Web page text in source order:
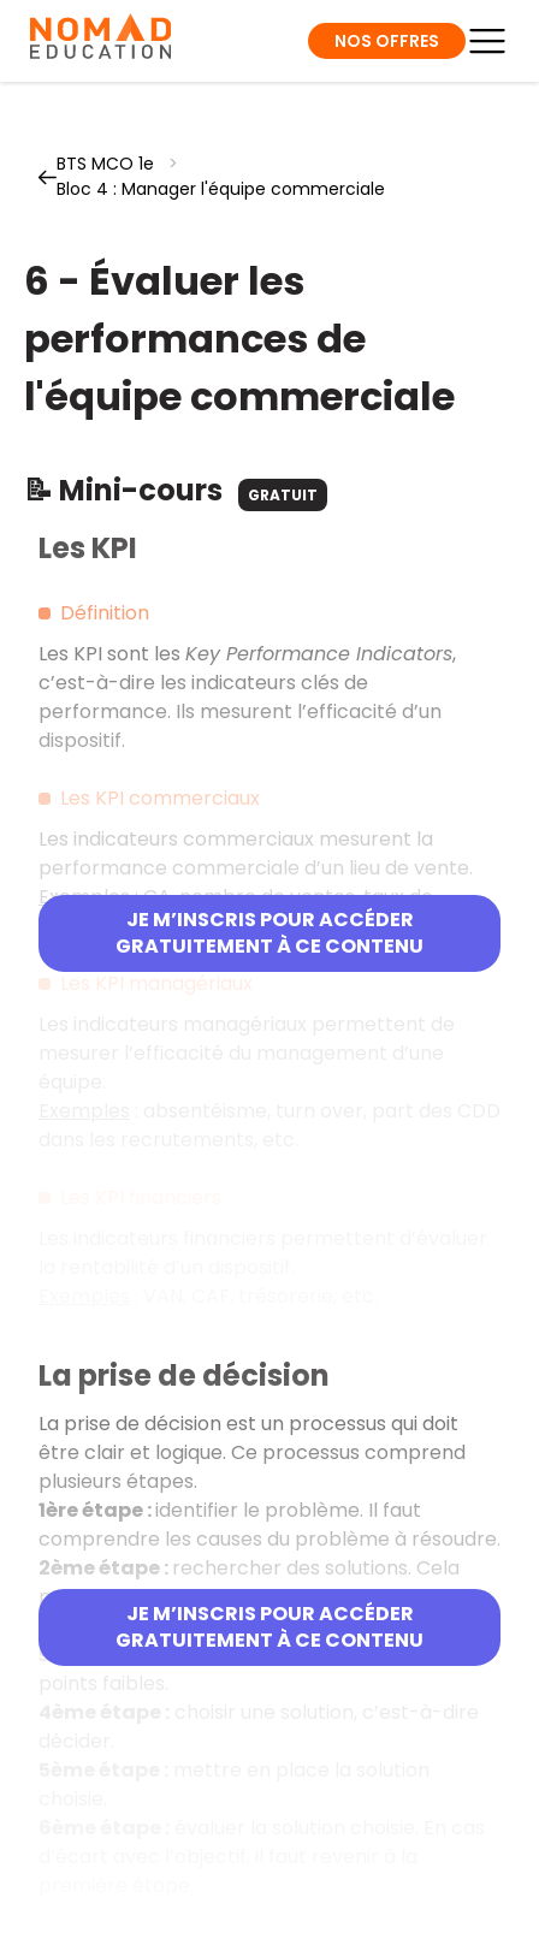
NOS OFFRES
BTS MCO 1e
>
Bloc 4 : Manager l'équipe commerciale
6 - Évaluer les
performances de
l'équipe commerciale
📝 Mini-cours GRATUIT
JE M’INSCRIS POUR ACCÉDER
GRATUITEMENT À CE CONTENU
Les KPI
Définition
Les KPI sont les Key Performance Indicators,
c’est-à-dire les indicateurs clés de
performance. Ils mesurent l’efficacité d’un
dispositif.
Les KPI commerciaux
Les indicateurs commerciaux mesurent la
performance commerciale d’un lieu de vente.
Exemples: CA, nombre de ventes, taux de
retour, etc.
Les KPI managériaux
JE M’INSCRIS POUR ACCÉDER
GRATUITEMENT À CE CONTENU
La prise de décision
La prise de décision est un processus qui doit
être clair et logique. Ce processus comprend
plusieurs étapes.
1ère étape :identifier le problème. Il faut
comprendre les causes du problème à résoudre.
2ème étape : rechercher des solutions. Cela
peut passer par un benchmark.
3ème étape :évaluer les solutions. Pour chaque
solution, il faut identifier ses points forts et ses